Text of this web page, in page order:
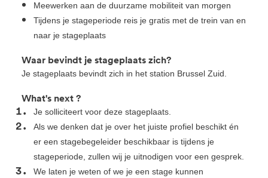
Meewerken aan de duurzame mobiliteit van morgen
Tijdens je stageperiode reis je gratis met de trein van en
naar je stageplaats
Waar bevindt je stageplaats zich?
Je stageplaats bevindt zich in het station Brussel Zuid.
What's next ?
Je solliciteert voor deze stageplaats.
Als we denken dat je over het juiste profiel beschikt én
er een stagebegeleider beschikbaar is tijdens je
stageperiode, zullen wij je uitnodigen voor een gesprek.
We laten je weten of we je een stage kunnen